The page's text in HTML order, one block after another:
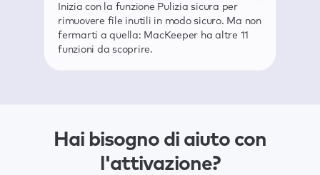
Inizia con la funzione Pulizia sicura per
rimuovere file inutili in modo sicuro. Ma non
fermarti a quella: MacKeeper ha altre 11
funzioni da scoprire.
Hai bisogno di aiuto con
l'attivazione?